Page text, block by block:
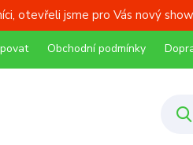
otevřeli jsme pro Vás nový
Obchodní podmínky